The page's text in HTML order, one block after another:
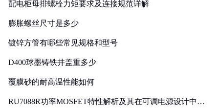
配电柜母排螺栓力矩要求及连接规范详解
膨胀螺丝尺寸是多少
镀锌方管有哪些常见规格和型号
D400球墨铸铁井盖重多少
覆膜砂的耐高温性能如何
RU7088R功率MOSFET特性解析及其在可调电源设计中的